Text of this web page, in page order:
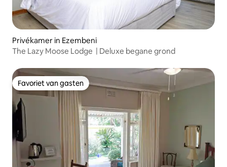
Privékamer in Ezembeni
The Lazy Moose Lodge | Deluxe begane grond
Favoriet van gasten
Favoriet van gasten